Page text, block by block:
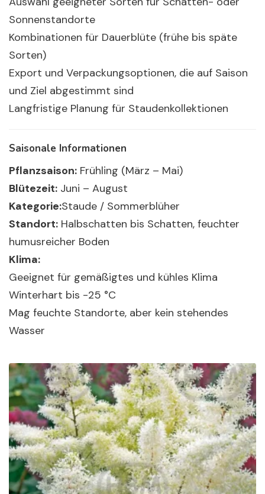
Sonnenstandorte
Kombinationen für Dauerblüte (frühe bis späte
Sorten)
Export und Verpackungsoptionen, die auf Saison
und Ziel abgestimmt sind
Langfristige Planung für Staudenkollektionen
Saisonale Informationen
Pflanzsaison: Frühling (März – Mai)
Blütezeit: Juni – August
Kategorie:Staude / Sommerblüher
Standort: Halbschatten bis Schatten, feuchter
humusreicher Boden
Klima:
Geeignet für gemäßigtes und kühles Klima
Winterhart bis -25 °C
Mag feuchte Standorte, aber kein stehendes
Wasser